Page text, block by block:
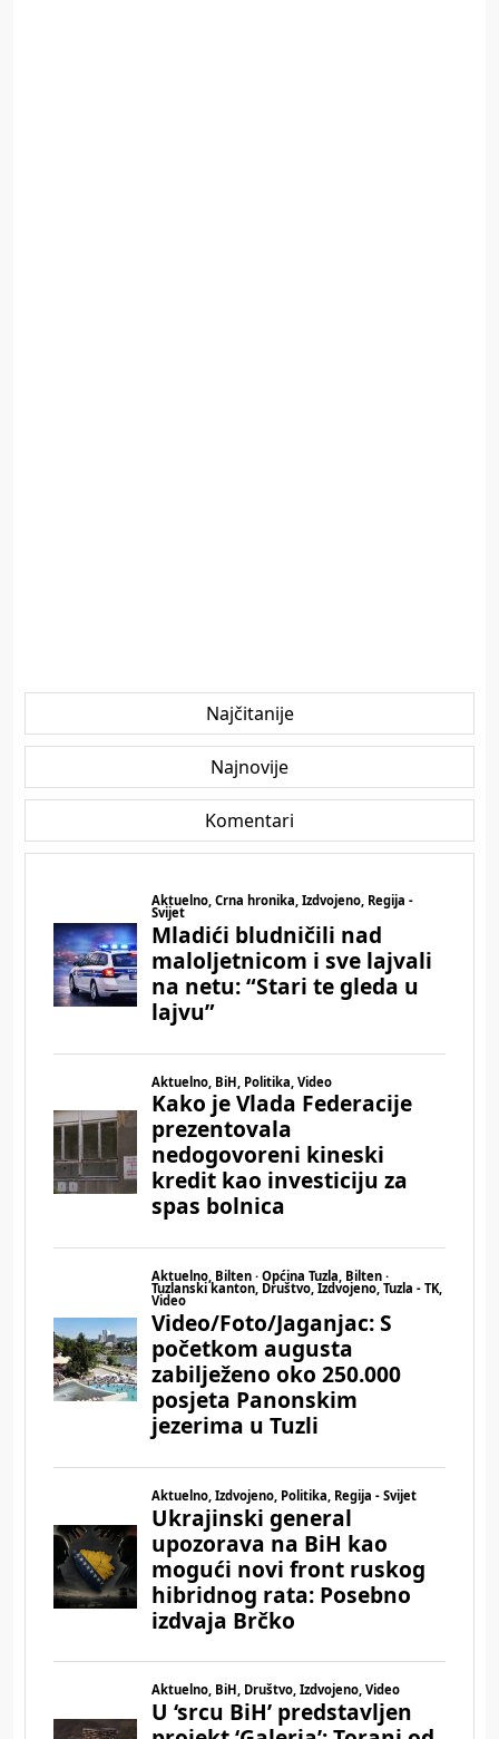
Najčitanije
Najnovije
Komentari